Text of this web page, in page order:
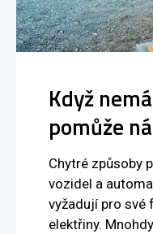
Když
pomůže
Chytré způsoby
vozidel a
vyžadují pro
elektřiny.